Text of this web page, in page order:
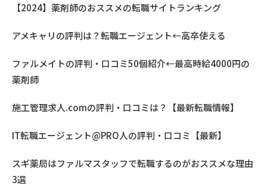
【2024】薬剤師のおススメの転職サイトランキング
アメキャリの評判は？転職エージェント←高卒使える
ファルメイトの評判・口コミ50個紹介←最高時給4000円の
薬剤師
施工管理求人.comの評判・口コミは？【最新転職情報】
IT転職エージェント@PRO人の評判・口コミ【最新】
スギ薬局はファルマスタッフで転職するのがおススメな理由
3選